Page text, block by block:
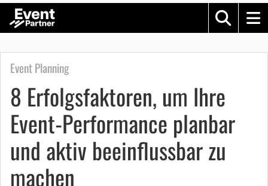
Event Planning
8 Erfolgsfaktoren, um Ihre
Event-Performance planbar
und aktiv beeinflussbar zu
machen